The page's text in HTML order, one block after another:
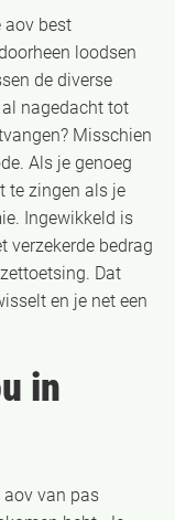
aov best
loodsen
de diverse
nagedacht tot
Misschien
Als je genoeg
te zingen als je
Ingewikkeld is
verzekerde bedrag
Dat
en je net een
in
aov van pas